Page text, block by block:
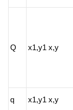
Q x1,y1 x,y
q x1,y1 x,y